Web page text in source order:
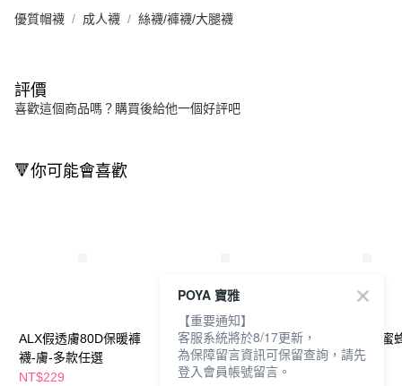
優質帽襪 成人襪 絲襪/褲襪/大腿襪
評價
喜歡這個商品嗎？購買後給他一個好評吧
🔻你可能會喜歡
ALX假透膚80D保暖褲
襪-膚-多款任選
NT$229
ALX假透膚80D保暖褲
襪-黑-多款任選
NT$229
ALX刺繡襪套-蜜
色任選
POYA 寶雅
【重要通知】
客服系統將於8/17更新，
為保障留言資訊可保留查詢，請先
登入會員帳號留言。